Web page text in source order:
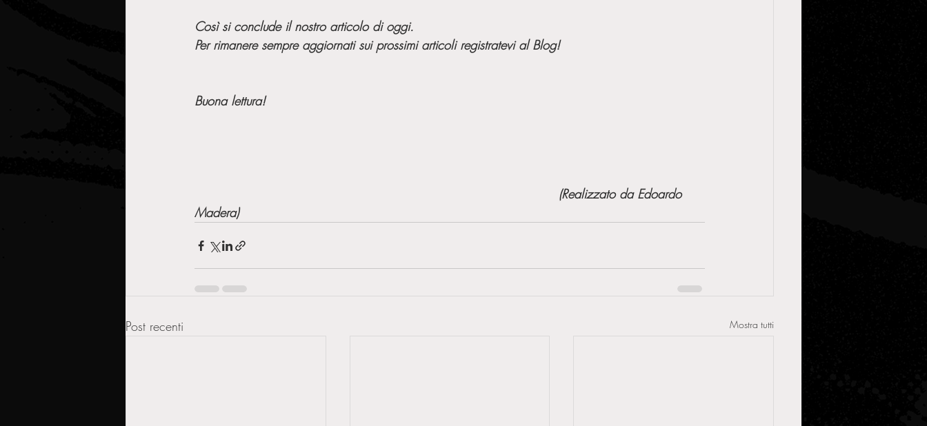
Così si conclude il nostro articolo di oggi.
Per rimanere sempre aggiornati sui prossimi articoli registratevi al Blog!
Buona lettura!
Madera)
Post recenti Mostra tutti